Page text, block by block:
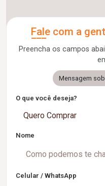
Fale com a
Preencha os campos
Mensagem
O que você deseja?
Quero Comprar
Nome
Celular / WhatsApp